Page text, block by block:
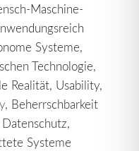
Maschine-
Systeme,
Technologie,
Realität, Usability,
, Beherrschbarkeit
Systeme